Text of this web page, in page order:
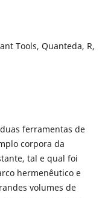
Tools, Quanteda, R,
ferramentas de
corpora da
tal e qual foi
hermenêutico e
volumes de